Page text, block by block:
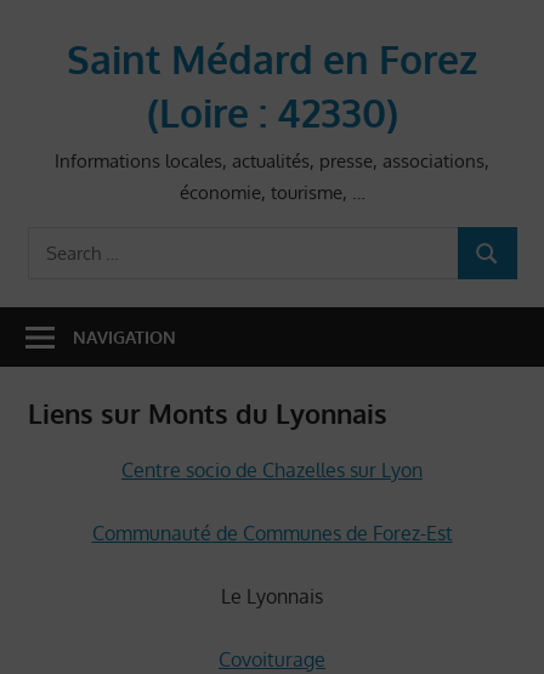
Saint Médard en Forez
(Loire : 42330)
Informations locales, actualités, presse, associations,
économie, tourisme, …
Search
SEARCH
NAVIGATION
Liens sur Monts du Lyonnais
Centre socio de Chazelles sur Lyon
Communauté de Communes de Forez-Est
Le Lyonnais
Covoiturage